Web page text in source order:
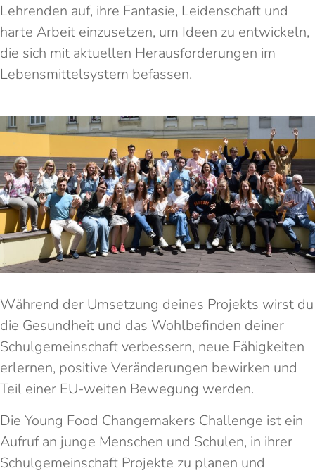
Lehrenden auf, ihre Fantasie, Leidenschaft und
harte Arbeit einzusetzen, um Ideen zu entwickeln,
die sich mit aktuellen Herausforderungen im
Lebensmittelsystem befassen.
Während der Umsetzung deines Projekts wirst du
die Gesundheit und das Wohlbefinden deiner
Schulgemeinschaft verbessern, neue Fähigkeiten
erlernen, positive Veränderungen bewirken und
Teil einer EU-weiten Bewegung werden.
Die Young Food Changemakers Challenge ist ein
Aufruf an junge Menschen und Schulen, in ihrer
Schulgemeinschaft Projekte zu planen und